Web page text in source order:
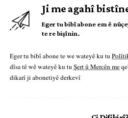
Ji me agahî
Eger tu bibî abone em ê
te re bişînin.
Eger tu bibî abone te we wateyê ku tu
dîsa tê wê wateyê ku tu Şert û Mercên me
dikarî ji abonetiyê derkevî